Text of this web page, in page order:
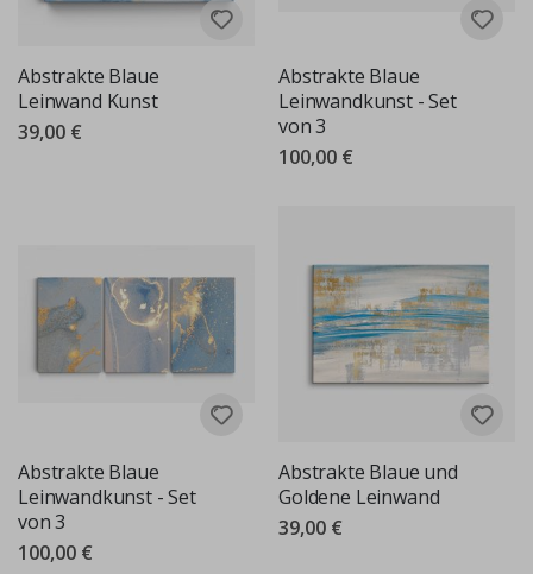
Abstrakte Blaue
Leinwand Kunst
39,00 €
Abstrakte Blaue
Leinwandkunst - Set
von 3
100,00 €
Abstrakte Blaue
Leinwandkunst - Set
von 3
100,00 €
Abstrakte Blaue und
Goldene Leinwand
39,00 €